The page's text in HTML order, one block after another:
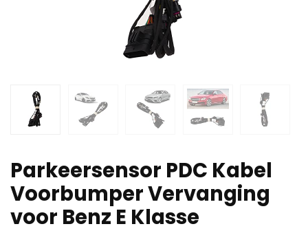
Parkeersensor PDC Kabel
Voorbumper Vervanging
voor Benz E Klasse